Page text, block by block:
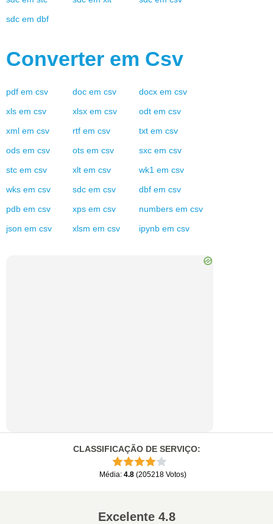
sdc em dbf
Converter em Csv
pdf em csv doc em csv docx em csv
xls em csv xlsx em csv odt em csv
xml em csv rtf em csv txt em csv
ods em csv ots em csv sxc em csv
stc em csv xlt em csv wk1 em csv
wks em csv sdc em csv dbf em csv
pdb em csv xps em csv numbers em csv
json em csv xlsm em csv ipynb em csv
CLASSIFICAÇÃO DE SERVIÇO:
Média: 4.8 (205218 Votos)
Excelente4.8